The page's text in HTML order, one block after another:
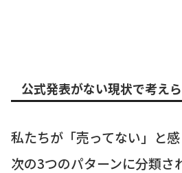
公式発表がない現状で考え
私たちが「売ってない」と
次の3つのパターンに分類さ